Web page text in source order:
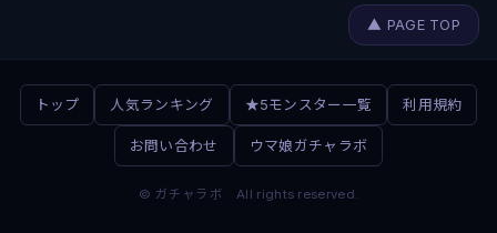
▲ PAGE TOP
トップ 人気ランキング ★5モンスター一覧 利用規約
お問い合わせ ウマ娘ガチャラボ
© ガチャラボ All rights reserved.